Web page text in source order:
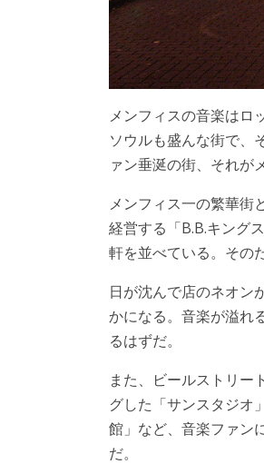
メンフィスの音楽は
ソウルも盛んな街で、
ァン垂涎の街、それが
メンフィス一の繁華
経営する「B.B.キング
軒を並べている。その
日が沈んで店のネオン
かになる。音楽が溢れ
るはずだ。
また、ビールストリー
グした「サンスタジオ
館」など、音楽ファン
だ。